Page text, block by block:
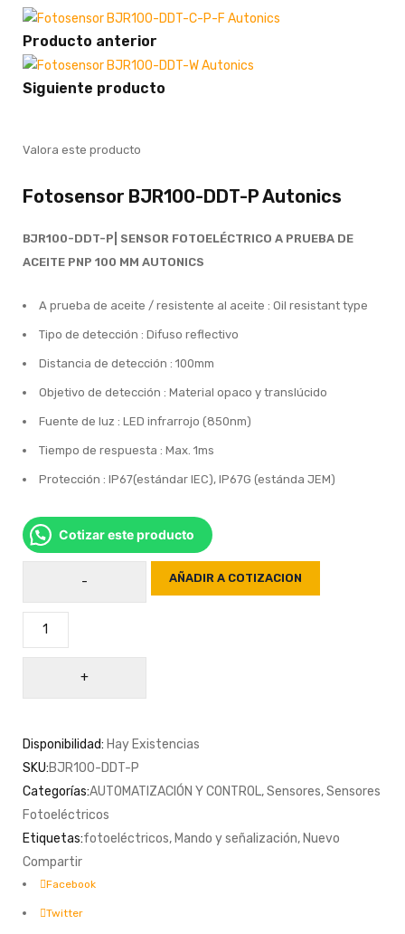
Producto anterior
Siguiente producto
Valora este producto
Fotosensor BJR100-DDT-P Autonics
BJR100-DDT-P| SENSOR FOTOELÉCTRICO A PRUEBA DE
ACEITE PNP 100 MM AUTONICS
A prueba de aceite / resistente al aceite : Oil resistant type
Tipo de detección : Difuso reflectivo
Distancia de detección : 100mm
Objetivo de detección : Material opaco y translúcido
Fuente de luz : LED infrarrojo (850nm)
Tiempo de respuesta : Max. 1ms
Protección : IP67(estándar IEC), IP67G (estánda JEM)
Cotizar este producto
AÑADIR A COTIZACION
Disponibilidad: Hay Existencias
SKU:BJR100-DDT-P
Categorías:AUTOMATIZACIÓN Y CONTROL,Sensores,Sensores
Fotoeléctricos
Etiquetas:fotoeléctricos, Mando y señalización, Nuevo
Compartir
Facebook
Twitter